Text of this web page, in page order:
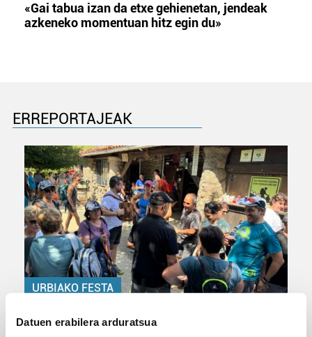
Datuen erabilera arduratsua
«Gai tabua izan da etxe gehienetan, jendeak
azkeneko momentuan hitz egin du»
ERREPORTAJEAK
URBIAKO FESTA